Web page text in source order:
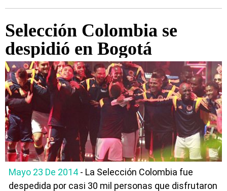
Selección Colombia se
despidió en Bogotá
Mayo 23 De 2014 - La Selección Colombia fue
despedida por casi 30 mil personas que disfrutaron